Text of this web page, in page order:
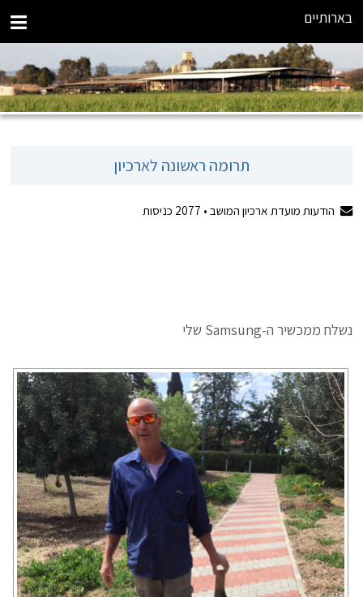
בארותיים
תרומה ראשונה לארכיון
הודעות מועדת ארכיון המושב • 2077 כניסות
נשלח ממכשיר ה-Samsung שלי